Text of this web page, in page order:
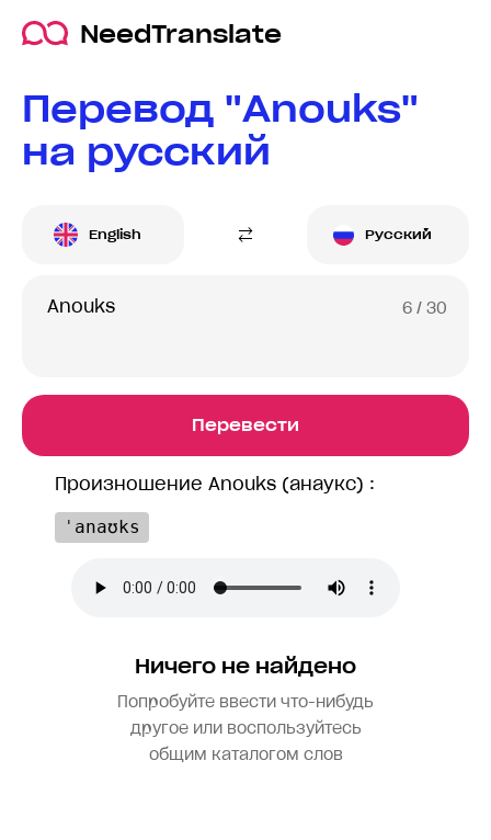
NeedTranslate
Перевод "Anouks"
на русский
English Русский
6 / 30
Перевести
Произношение Anouks (анаукс) :
ˈanaʊks
Ничего не найдено
Попробуйте ввести что-нибудь
другое или воспользуйтесь
общим каталогом слов